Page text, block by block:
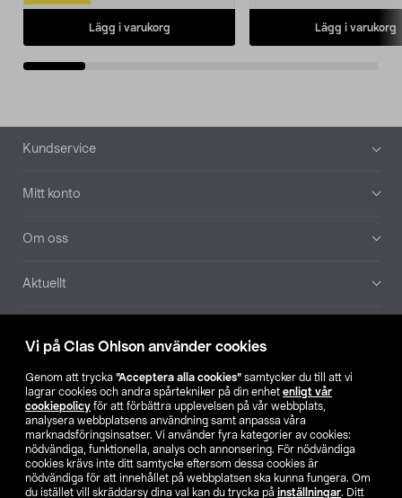
Vi på Clas Ohlson använder cookies
Genom att trycka ”Acceptera alla cookies” samtycker du till att vi
lagrar cookies och andra spårtekniker på din enhet enligt vår
cookiepolicy för att förbättra upplevelsen på vår webbplats,
analysera webbplatsens användning samt anpassa våra
marknadsföringsinsatser. Vi använder fyra kategorier av cookies:
nödvändiga, funktionella, analys och annonsering. För nödvändiga
cookies krävs inte ditt samtycke eftersom dessa cookies är
nödvändiga för att innehållet på webbplatsen ska kunna fungera. Om
du istället vill skräddarsy dina val kan du trycka på inställningar. Ditt
Lägg i varukorg Lägg i varukorg
Sidfot
Kundservice
Mitt konto
Om oss
Aktuellt
Hitta butik
SE NO FI